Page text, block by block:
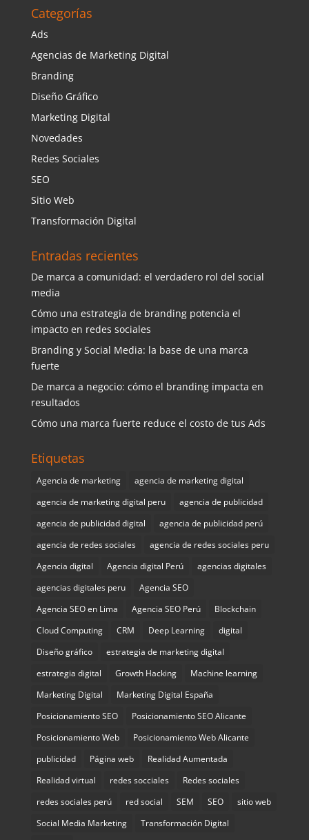
Categorías
Ads
Agencias de Marketing Digital
Branding
Diseño Gráfico
Marketing Digital
Novedades
Redes Sociales
SEO
Sitio Web
Transformación Digital
Entradas recientes
De marca a comunidad: el verdadero rol del social
media
Cómo una estrategia de branding potencia el
impacto en redes sociales
Branding y Social Media: la base de una marca
fuerte
De marca a negocio: cómo el branding impacta en
resultados
Cómo una marca fuerte reduce el costo de tus Ads
Etiquetas
Agencia de marketing
agencia de marketing digital
agencia de marketing digital peru
agencia de publicidad
agencia de publicidad digital
agencia de publicidad perú
agencia de redes sociales
agencia de redes sociales peru
Agencia digital
Agencia digital Perú
agencias digitales
agencias digitales peru
Agencia SEO
Agencia SEO en Lima
Agencia SEO Perú
Blockchain
Cloud Computing
CRM Deep Learning
digital
Diseño gráfico
estrategia de marketing digital
estrategia digital
Growth Hacking
Machine learning
Marketing Digital
Marketing Digital España
Posicionamiento SEO
Posicionamiento SEO Alicante
Posicionamiento Web
Posicionamiento Web Alicante
publicidad
Página web
Realidad Aumentada
Realidad virtual
redes socciales
Redes sociales
redes sociales perú
red social SEM SEO
sitio web
Social Media Marketing
Transformación Digital